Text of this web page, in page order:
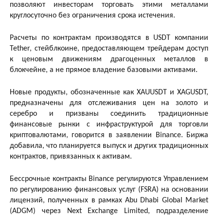
позволяют инвесторам торговать этими металлами
круглосуточно без ограничения срока истечения.
Расчеты по контрактам производятся в USDT компании
Tether, стейблкоине, предоставляющем трейдерам доступ
к ценовым движениям драгоценных металлов в
блокчейне, а не прямое владение базовыми активами.
Новые продукты, обозначенные как XAUUSDT и XAGUSDT,
предназначены для отслеживания цен на золото и
серебро и призваны соединить традиционные
финансовые рынки с инфраструктурой для торговли
криптовалютами, говорится в заявлении Binance. Биржа
добавила, что планируется выпуск и других традиционных
контрактов, привязанных к активам.
Бессрочные контракты Binance регулируются Управлением
по регулированию финансовых услуг (FSRA) на основании
лицензий, полученных в рамках Abu Dhabi Global Market
(ADGM) через Next Exchange Limited, подразделение